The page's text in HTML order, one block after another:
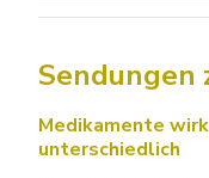
Sendungen
Medikamente
unterschiedlich